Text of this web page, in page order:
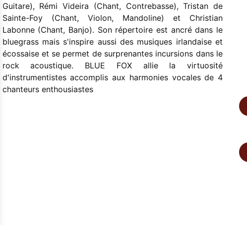
Guitare), Rémi Videira (Chant, Contrebasse), Tristan de
Sainte-Foy (Chant, Violon, Mandoline) et Christian
Labonne (Chant, Banjo). Son répertoire est ancré dans le
bluegrass mais s'inspire aussi des musiques irlandaise et
écossaise et se permet de surprenantes incursions dans le
rock acoustique. BLUE FOX allie la virtuosité
d'instrumentistes accomplis aux harmonies vocales de 4
chanteurs enthousiastes